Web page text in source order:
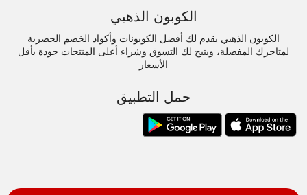
الكوبون الذهبي
الكوبون الذهبي يقدم لك أفضل الكوبونات وأكواد الخصم الحصرية
لمتاجرك المفضلة، ويتيح لك التسوق وشراء أعلى المنتجات جودة بأقل
الأسعار
حمل التطبيق